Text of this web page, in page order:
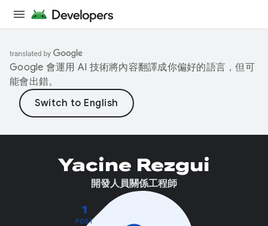
Google 會運用 AI 技術將內容翻譯成你偏好的語言，但可
能會出錯。
1
POST
Yacine Rezgui
開發人員關係工程師